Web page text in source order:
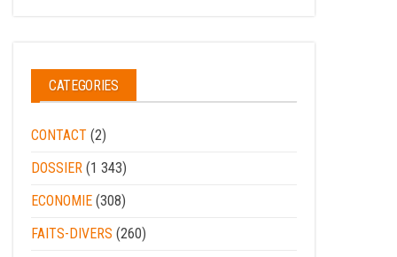
CATEGORIES
CONTACT (2)
DOSSIER (1 343)
ECONOMIE (308)
FAITS-DIVERS (260)